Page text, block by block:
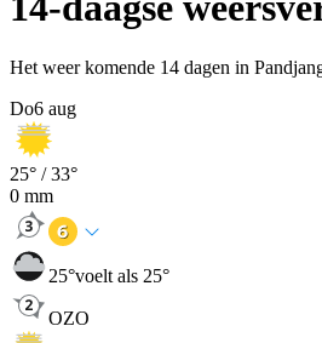
Het weer komende 14 dagen in
Do6 aug
25° /33°
0 mm
25°voelt als 25°
OZO